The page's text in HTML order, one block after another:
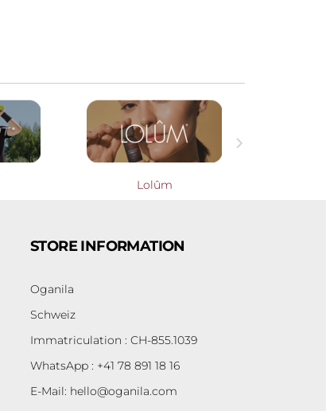
Lolûm

STORE INFORMATION
Oganila
Schweiz
Immatriculation : CH-855.1039
WhatsApp : +41 78 891 18 16
E-Mail: hello@oganila.com